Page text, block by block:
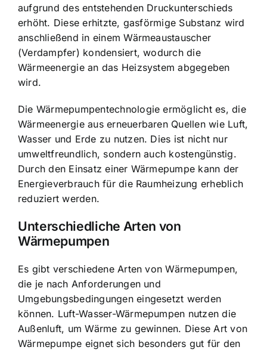
aufgrund des entstehenden Druckunterschieds
erhöht. Diese erhitzte, gasförmige Substanz wird
anschließend in einem Wärmeaustauscher
(Verdampfer) kondensiert, wodurch die
Wärmeenergie an das Heizsystem abgegeben
wird.
Die Wärmepumpentechnologie ermöglicht es, die
Wärmeenergie aus erneuerbaren Quellen wie Luft,
Wasser und Erde zu nutzen. Dies ist nicht nur
umweltfreundlich, sondern auch kostengünstig.
Durch den Einsatz einer Wärmepumpe kann der
Energieverbrauch für die Raumheizung erheblich
reduziert werden.
Unterschiedliche Arten von
Wärmepumpen
Es gibt verschiedene Arten von Wärmepumpen,
die je nach Anforderungen und
Umgebungsbedingungen eingesetzt werden
können. Luft-Wasser-Wärmepumpen nutzen die
Außenluft, um Wärme zu gewinnen. Diese Art von
Wärmepumpe eignet sich besonders gut für den